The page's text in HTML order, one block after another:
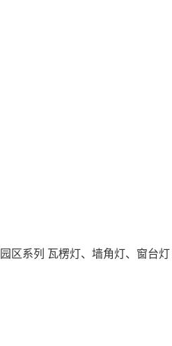
园区系列 瓦楞灯、墙角灯、窗台灯